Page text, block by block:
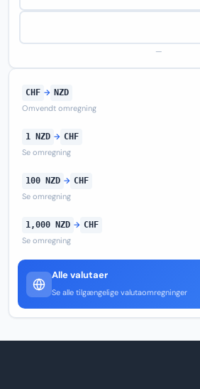
—
CHF → NZD
Omvendt omregning
1 NZD → CHF
Se omregning
100 NZD → CHF
Se omregning
1,000 NZD → CHF
Se omregning
Alle valutaer
Se alle tilgængelige valutaomregninger